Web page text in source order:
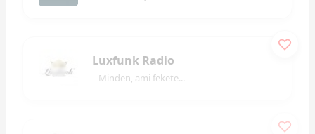
Luxfunk Radio
Minden, ami fekete...